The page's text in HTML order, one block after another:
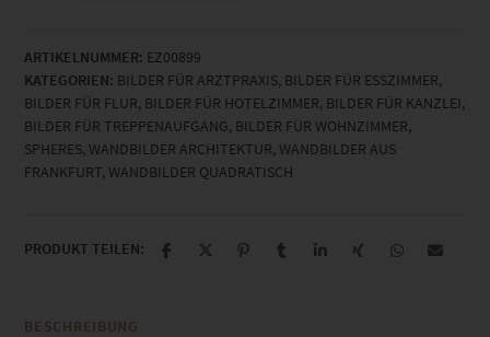
ARTIKELNUMMER: EZ00899
KATEGORIEN: BILDER FÜR ARZTPRAXIS, BILDER FÜR ESSZIMMER,
BILDER FÜR FLUR, BILDER FÜR HOTELZIMMER, BILDER FÜR KANZLEI,
BILDER FÜR TREPPENAUFGANG, BILDER FÜR WOHNZIMMER,
SPHERES, WANDBILDER ARCHITEKTUR, WANDBILDER AUS
FRANKFURT, WANDBILDER QUADRATISCH
PRODUKT TEILEN:
BESCHREIBUNG